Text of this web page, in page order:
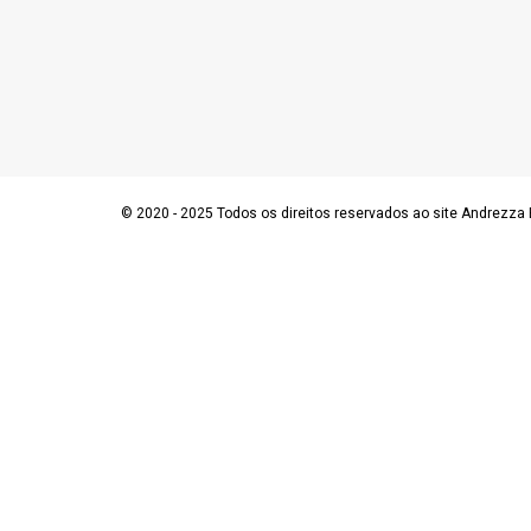
© 2020 - 2025 Todos os direitos reservados ao site Andrezza